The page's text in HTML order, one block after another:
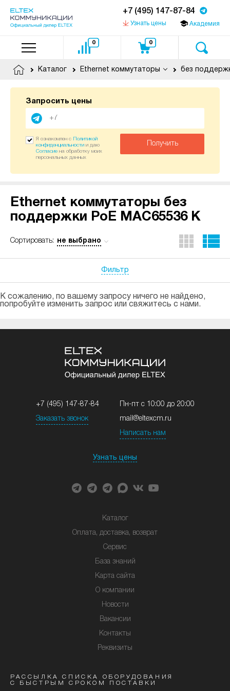
+7 (495) 147-87-84
Узнать цены Академия
0 0
Каталог Ethernet коммутаторы без
Запросить цены
Получить
Я ознакомлен с
Политикой
конфиденциальности и даю
Согласие на обработку моих
персональных данных
Ethernet коммутаторы без
поддержки PoE MAC65536 К
Сортировать: не выбрано
Фильтр
К сожалению, по вашему запросу ничего не найдено,
попробуйте изменить запрос или свяжитесь с нами.
+7 (495) 147-87-84
Заказать звонок
Пн-пт с 10:00 до 20:00
mail@eltexcm.ru
Написать нам
Узнать цены
Каталог
Оплата, доставка, возврат
Сервис
База знаний
Карта сайта
О компании
Новости
Вакансии
Контакты
Реквизиты
РАССЫЛКА СПИСКА ОБОРУДОВАНИЯ
С БЫСТРЫМ СРОКОМ ПОСТАВКИ